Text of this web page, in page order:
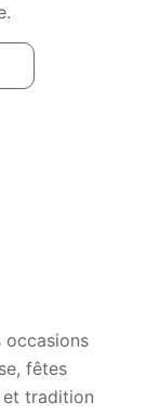
occasions
fêtes
et tradition